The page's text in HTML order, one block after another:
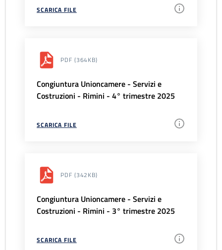
SCARICA FILE
PDF (364KB)
Congiuntura Unioncamere - Servizi e
Costruzioni - Rimini - 4° trimestre 2025
SCARICA FILE
PDF (342KB)
Congiuntura Unioncamere - Servizi e
Costruzioni - Rimini - 3° trimestre 2025
SCARICA FILE